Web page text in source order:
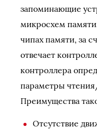
запоминающие
микросхем
чипах памяти, за
отвечает
контроллера
параметры
Преимущества
Отсутствие